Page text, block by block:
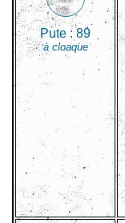
Pute : 89
à cloaque